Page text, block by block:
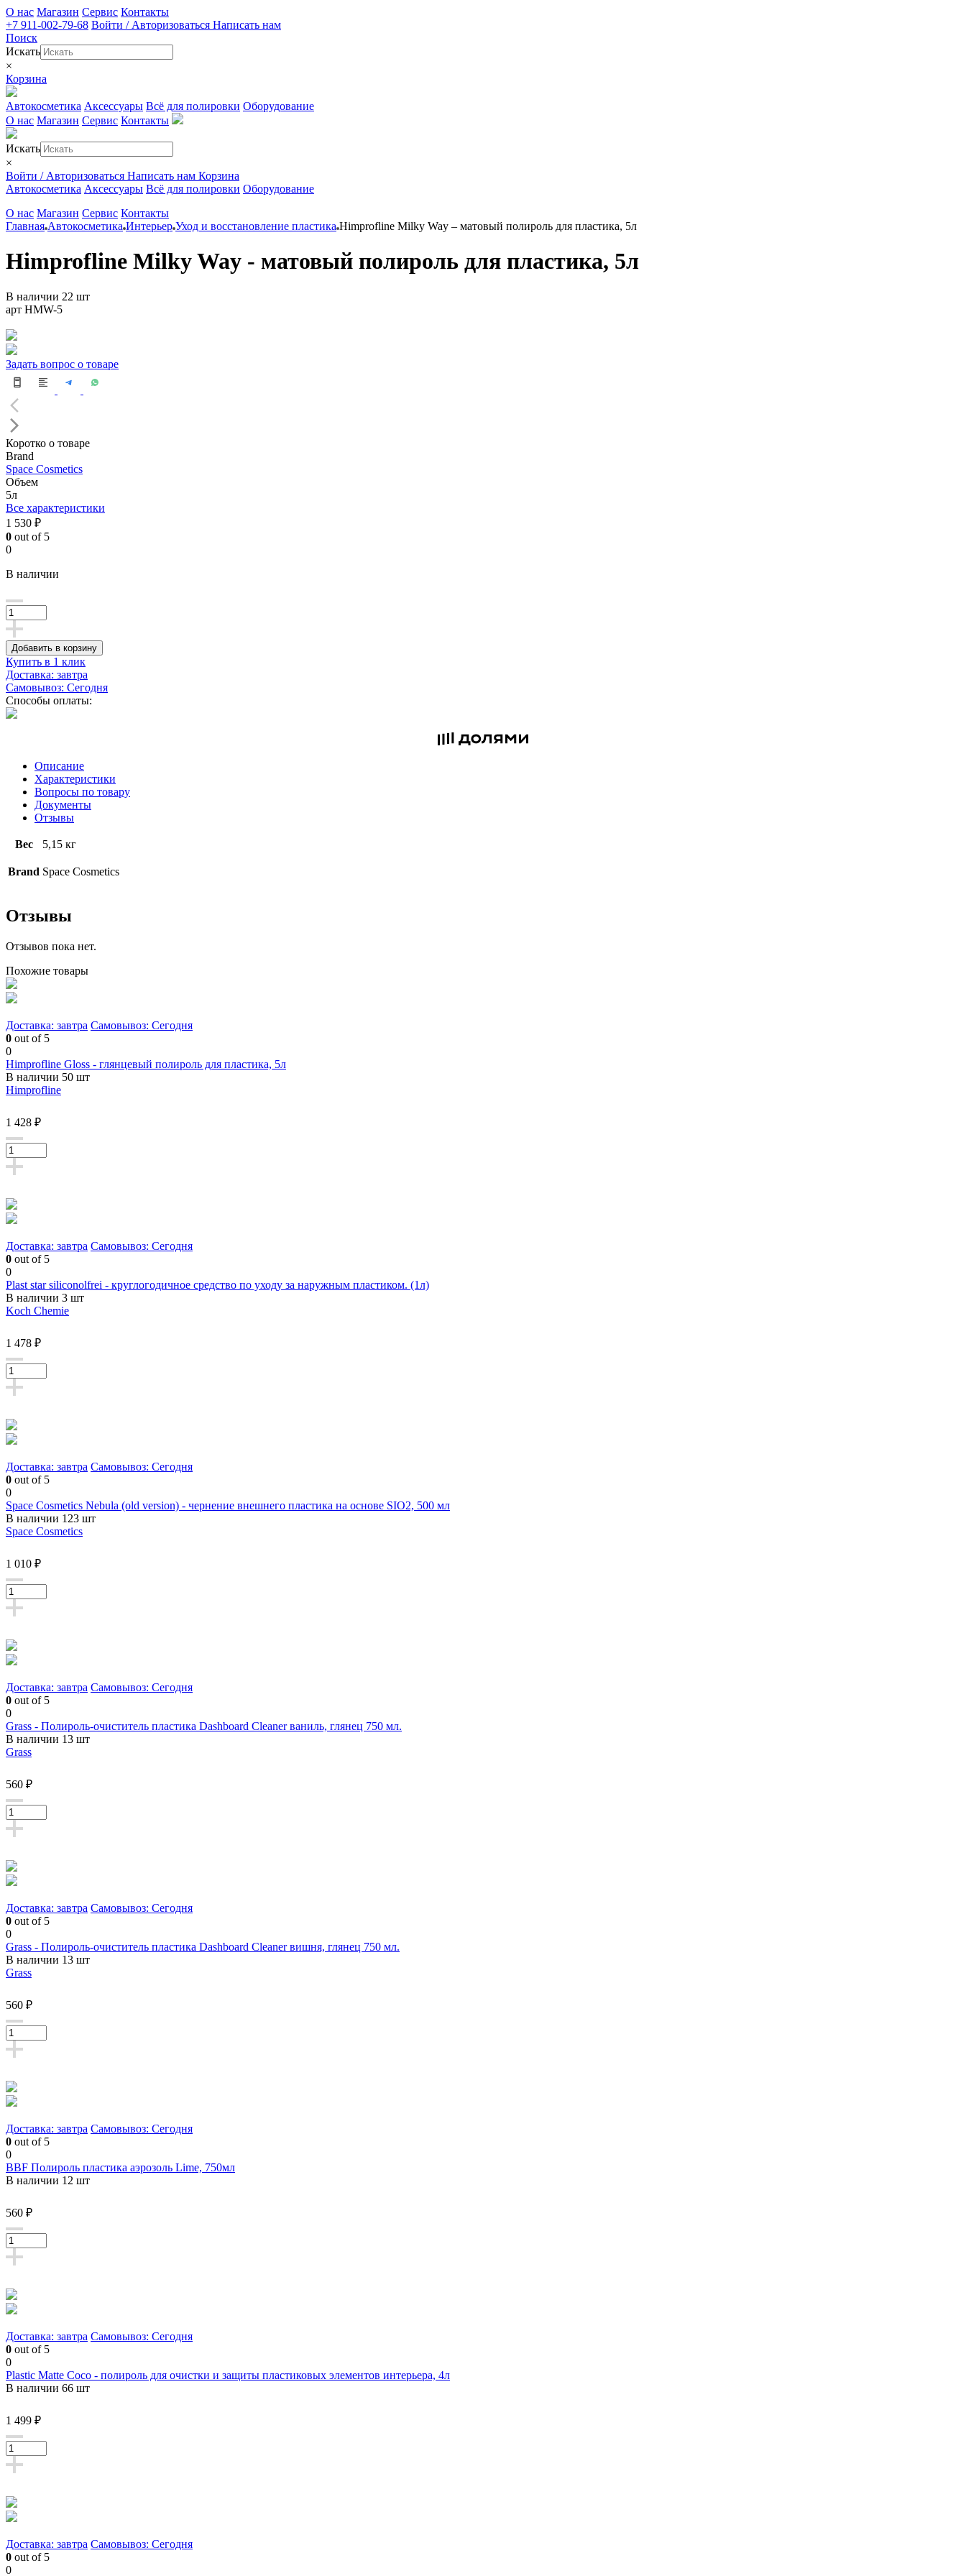
О нас Магазин Сервис Контакты
+7 911-002-79-68 Войти / Авторизоваться Написать нам
Поиск
Искать
×
Корзина
Автокосметика Аксессуары Всё для полировки Оборудование
О нас Магазин Сервис Контакты
Искать
×
Войти / Авторизоваться Написать нам Корзина
Автокосметика Аксессуары Всё для полировки Оборудование
О нас Магазин Сервис Контакты
Главная Автокосметика Интерьер Уход и восстановление пластика Himprofline Milky Way – матовый полироль для пластика, 5л
Himprofline Milky Way - матовый полироль для пластика, 5л
В наличии 22 шт
арт HMW-5
Задать вопрос о товаре
Коротко о товаре
Brand
Space Cosmetics
Объем
5л
Все характеристики
1 530 ₽
0 out of 5
0
В наличии
Добавить в корзину
Купить в 1 клик
Доставка: завтра
Самовывоз: Сегодня
Способы оплаты:
Описание
Характеристики
Вопросы по товару
Документы
Отзывы
Вес 5,15 кг
Brand Space Cosmetics
Отзывы
Отзывов пока нет.
Похожие товары
Доставка: завтра Самовывоз: Сегодня
0 out of 5
0
Himprofline Gloss - глянцевый полироль для пластика, 5л
В наличии 50 шт
Himprofline
1 428 ₽
Доставка: завтра Самовывоз: Сегодня
0 out of 5
0
Plast star siliconolfrei - круглогодичное средство по уходу за наружным пластиком. (1л)
В наличии 3 шт
Koch Chemie
1 478 ₽
Доставка: завтра Самовывоз: Сегодня
0 out of 5
0
Space Cosmetics Nebula (old version) - чернение внешнего пластика на основе SIO2, 500 мл
В наличии 123 шт
Space Cosmetics
1 010 ₽
Доставка: завтра Самовывоз: Сегодня
0 out of 5
0
Grass - Полироль-очиститель пластика Dashboard Cleaner ваниль, глянец 750 мл.
В наличии 13 шт
Grass
560 ₽
Доставка: завтра Самовывоз: Сегодня
0 out of 5
0
Grass - Полироль-очиститель пластика Dashboard Cleaner вишня, глянец 750 мл.
В наличии 13 шт
Grass
560 ₽
Доставка: завтра Самовывоз: Сегодня
0 out of 5
0
BBF Полироль пластика аэрозоль Lime, 750мл
В наличии 12 шт
560 ₽
Доставка: завтра Самовывоз: Сегодня
0 out of 5
0
Plastic Matte Coco - полироль для очистки и защиты пластиковых элементов интерьера, 4л
В наличии 66 шт
1 499 ₽
Доставка: завтра Самовывоз: Сегодня
0 out of 5
0